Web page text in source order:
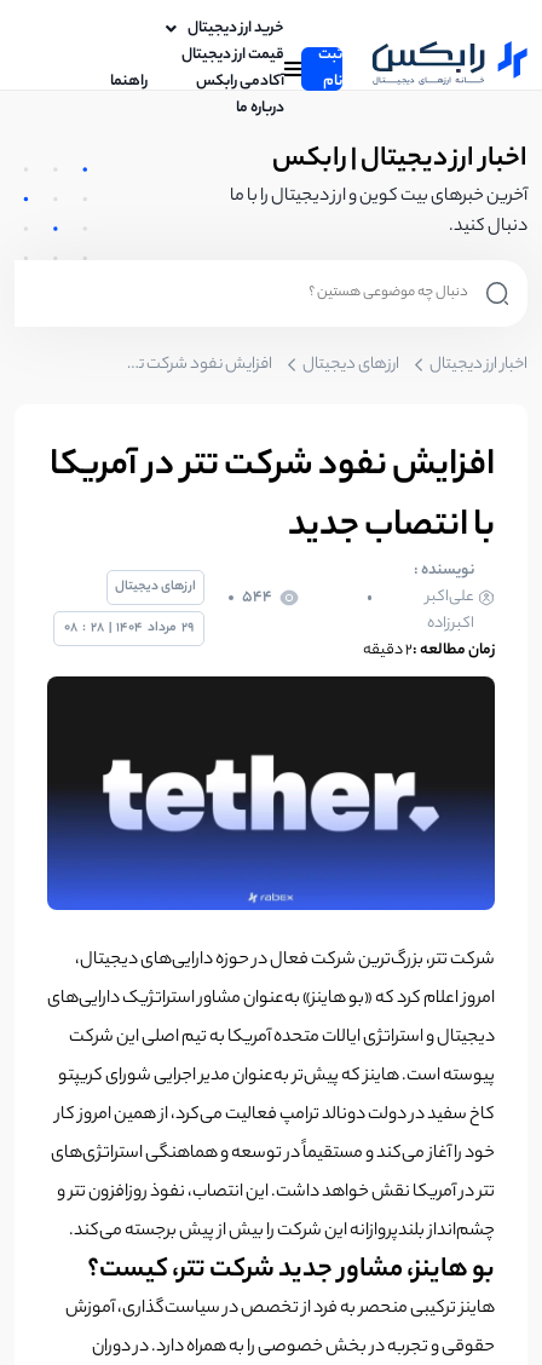
ثبت
نام
خرید ارز دیجیتال
قیمت ارز دیجیتال
آکادمی رابکس
راهنما
درباره ما
اخبار ارز دیجیتال | رابکس
آخرین خبرهای بیت کوین و ارز دیجیتال را با ما
دنبال کنید.
اخبار ارز دیجیتال ارزهای دیجیتال افزایش نفود شرکت تتر در آمریکا با انتصاب جدید
افزایش نفود شرکت تتر در آمریکا
با انتصاب جدید
نویسنده :
علی‌اکبر
اکبرزاده
544
زمان مطالعه :2 دقیقه
ارزهای دیجیتال
29 مرداد 1404
|
28
:
08
شرکت تتر، بزرگ‌ترین شرکت فعال در حوزه دارایی‌های دیجیتال،
امروز اعلام کرد که «بو هاینز» به‌عنوان مشاور استراتژیک دارایی‌های
دیجیتال و استراتژی ایالات متحده آمریکا به تیم اصلی این شرکت
پیوسته است. هاینز که پیش‌تر به‌عنوان مدیر اجرایی شورای کریپتو
کاخ سفید در دولت دونالد ترامپ فعالیت می‌کرد، از همین امروز کار
خود را آغاز می‌کند و مستقیماً در توسعه و هماهنگی استراتژی‌های
تتر در آمریکا نقش خواهد داشت. این انتصاب، نفوذ روزافزون تتر و
چشم‌انداز بلندپروازانه این شرکت را بیش از پیش برجسته می‌کند.
بو هاینز، مشاور جدید شرکت تتر، کیست؟
هاینز ترکیبی منحصر به فرد از تخصص در سیاست‌گذاری، آموزش
حقوقی و تجربه در بخش خصوصی را به همراه دارد. در دوران